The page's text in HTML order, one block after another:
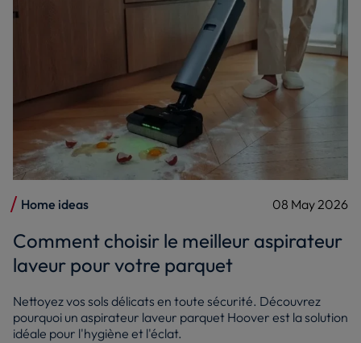
Home ideas 08 May 2026
Comment choisir le meilleur aspirateur
laveur pour votre parquet
Nettoyez vos sols délicats en toute sécurité. Découvrez
pourquoi un aspirateur laveur parquet Hoover est la solution
idéale pour l'hygiène et l'éclat.